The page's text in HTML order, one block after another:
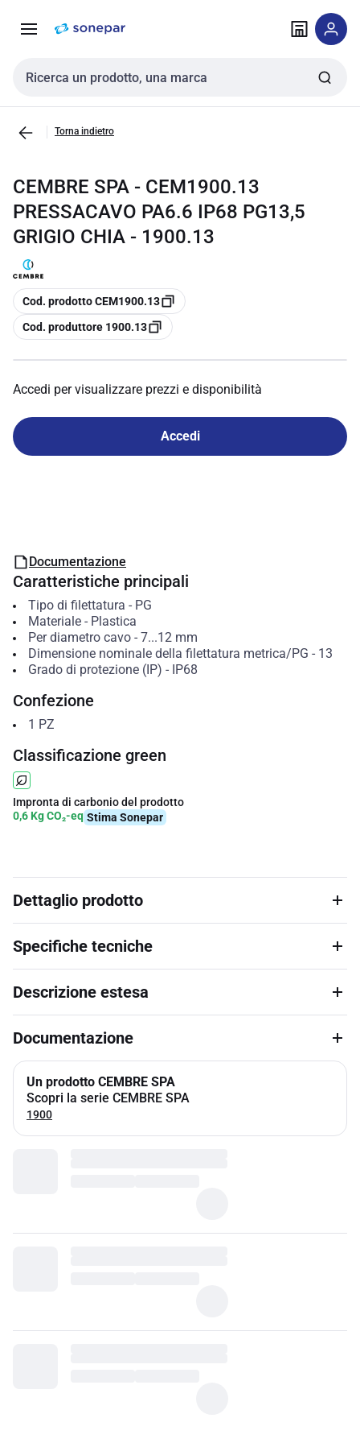
navigazione alla
Cerca input
Torna indietro
CEMBRE SPA - CEM1900.13
PRESSACAVO PA6.6 IP68 PG13,5
GRIGIO CHIA - 1900.13
copia
Cod. prodotto CEM1900.13
copia
Cod. produttore 1900.13
Accedi per visualizzare prezzi e disponibilità
Accedi
Documentazione
Caratteristiche principali
Tipo di filettatura - PG
Materiale- Plastica
Per diametro cavo- 7...12 mm
Dimensione nominale della filettatura metrica/PG - 13
Grado di protezione (IP) - IP68
Confezione
1 PZ
Classificazione green
Impronta di carbonio del prodotto
0,6 Kg CO₂-eq Stima Sonepar
Dettaglio prodotto
Specifiche tecniche
Descrizione estesa
Documentazione
Un prodotto CEMBRE SPA
Scopri la serie CEMBRE SPA
1900